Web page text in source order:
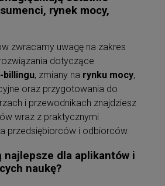
rynek mocy,
zwracamy uwagę na zakres
dotyczące
billingu, zmiany na rynku mocy,
oraz przygotowania do
i przewodnikach znajdziesz
wraz z praktycznymi
przedsiębiorców i odbiorców.
najlepsze dla aplikantów i
naukę?